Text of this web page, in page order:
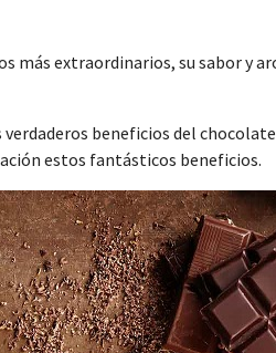
extraordinarios, su sabor y
beneficios del
estos fantásticos beneficios.